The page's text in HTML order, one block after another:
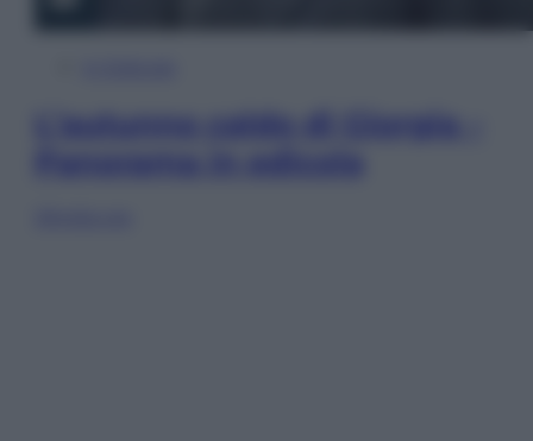
L’autunno caldo di Giorgia –